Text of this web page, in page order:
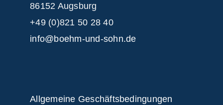
86152 Augsburg
+49 (0)821 50 28 40
info@boehm-und-sohn.de
Allgemeine Geschäftsbedingungen